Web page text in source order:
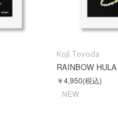
Koji Toyoda
RAINBOW HULA
￥4,950(税込)
NEW